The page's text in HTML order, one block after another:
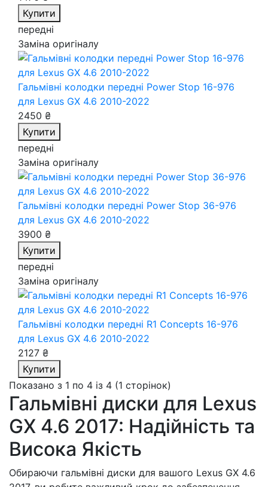
Купити
передні
Заміна оригіналу
Гальмівні колодки передні Power Stop 16-976
для Lexus GX 4.6 2010-2022
2450 ₴
Купити
передні
Заміна оригіналу
Гальмівні колодки передні Power Stop 36-976
для Lexus GX 4.6 2010-2022
3900 ₴
Купити
передні
Заміна оригіналу
Гальмівні колодки передні R1 Concepts 16-976
для Lexus GX 4.6 2010-2022
2127 ₴
Купити
Показано з 1 по 4 із 4 (1 сторінок)
Гальмівні диски для Lexus
GX 4.6 2017: Надійність та
Висока Якість
Обираючи гальмівні диски для вашого Lexus GX 4.6